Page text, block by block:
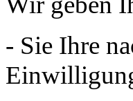
- Sie Ihre